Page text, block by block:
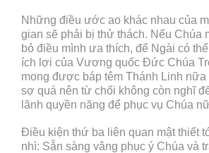
Những điều ước ao khác nhau của
gian sẽ phải bị thử thách. Nếu Chúa
bỏ điều mình ưa thích, để Ngài có
ích lợi của Vương quốc Đức Chúa
mong được báp têm Thánh Linh
sợ quá nên từ chối không còn nghĩ
lãnh quyền năng để phục vụ Chúa
Điều kiện thứ ba liên quan mật thiết
nhì: Sẵn sàng vâng phục ý Chúa và